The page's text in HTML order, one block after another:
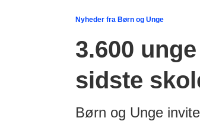
Nyheder fra Børn og Unge
3.600
sidste
Børn og Unge